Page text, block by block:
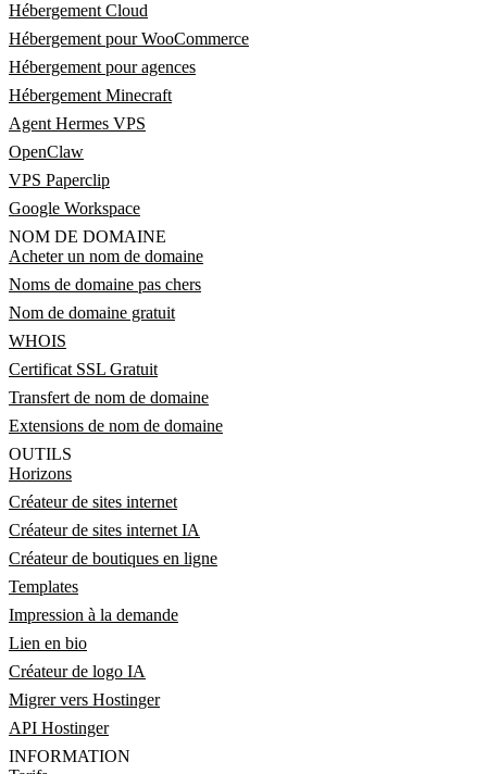
Hébergement Cloud
Hébergement pour WooCommerce
Hébergement pour agences
Hébergement Minecraft
Agent Hermes VPS
OpenClaw
VPS Paperclip
Google Workspace
NOM DE DOMAINE
Acheter un nom de domaine
Noms de domaine pas chers
Nom de domaine gratuit
WHOIS
Certificat SSL Gratuit
Transfert de nom de domaine
Extensions de nom de domaine
OUTILS
Horizons
Créateur de sites internet
Créateur de sites internet IA
Créateur de boutiques en ligne
Templates
Impression à la demande
Lien en bio
Créateur de logo IA
Migrer vers Hostinger
API Hostinger
INFORMATION